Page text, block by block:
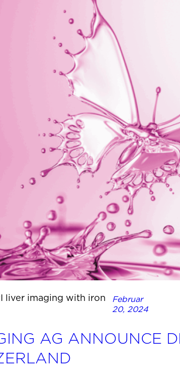
liver imaging with iron
Februar
20, 2024
AG ANNOUNCE